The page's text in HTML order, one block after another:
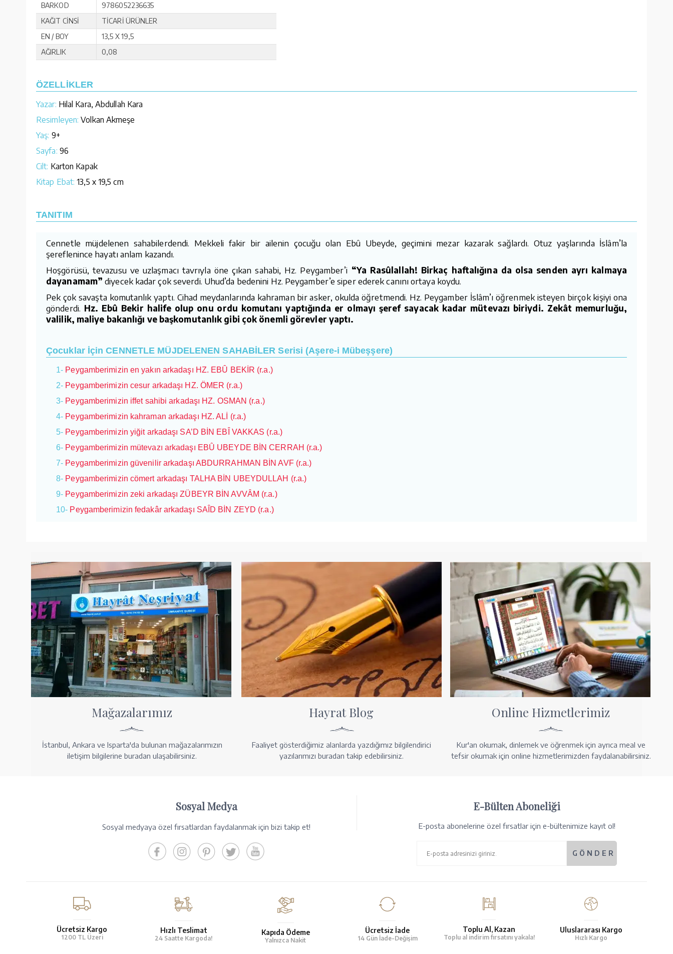
BARKOD
9786052236635
KAĞIT CİNSİ
TİCARİ ÜRÜNLER
EN / BOY
13,5 X 19,5
AĞIRLIK
0,08
ÖZELLİKLER
Yazar: Hilal Kara, Abdullah Kara
Resimleyen: Volkan Akmeşe
Yaş: 9+
Sayfa: 96
Cilt: Karton Kapak
Kitap Ebat: 13,5 x 19,5 cm
TANITIM
Cennetle müjdelenen sahabilerdendi. Mekkeli fakir bir ailenin çocuğu olan Ebû Ubeyde, geçimini mezar kazarak sağlardı. Otuz yaşlarında İslâm’la
şereflenince hayatı anlam kazandı.
Hoşgörüsü, tevazusu ve uzlaşmacı tavrıyla öne çıkan sahabi, Hz. Peygamber’i “Ya Rasûlallah! Birkaç haftalığına da olsa senden ayrı kalmaya
dayanamam” diyecek kadar çok severdi. Uhud’da bedenini Hz. Peygamber’e siper ederek canını ortaya koydu.
Pek çok savaşta komutanlık yaptı. Cihad meydanlarında kahraman bir asker, okulda öğretmendi. Hz. Peygamber İslâm’ı öğrenmek isteyen birçok kişiyi ona
gönderdi. Hz. Ebû Bekir halife olup onu ordu komutanı yaptığında er olmayı şeref sayacak kadar mütevazı biriydi. Zekât memurluğu,
valilik, maliye bakanlığı ve başkomutanlık gibi çok önemli görevler yaptı.
Çocuklar İçin CENNETLE MÜJDELENEN SAHABİLER Serisi (Aşere-i Mübeşşere)
1- Peygamberimizin en yakın arkadaşı HZ. EBÛ BEKİR (r.a.)
2- Peygamberimizin cesur arkadaşı HZ. ÖMER (r.a.)
3- Peygamberimizin iffet sahibi arkadaşı HZ. OSMAN (r.a.)
4- Peygamberimizin kahraman arkadaşı HZ. ALİ (r.a.)
5- Peygamberimizin yiğit arkadaşı SA’D BİN EBÎ VAKKAS (r.a.)
6- Peygamberimizin mütevazı arkadaşı EBÛ UBEYDE BİN CERRAH (r.a.)
7- Peygamberimizin güvenilir arkadaşı ABDURRAHMAN BİN AVF (r.a.)
8- Peygamberimizin cömert arkadaşı TALHA BİN UBEYDULLAH (r.a.)
9- Peygamberimizin zeki arkadaşı ZÜBEYR BİN AVVÂM (r.a.)
10- Peygamberimizin fedakâr arkadaşı SAÎD BİN ZEYD (r.a.)
Mağazalarımız
İstanbul, Ankara ve Isparta'da bulunan mağazalarımızın
iletişim bilgilerine buradan ulaşabilirsiniz.
Hayrat Blog
Faaliyet gösterdiğimiz alanlarda yazdığımız bilgilendirici
yazılarımızı buradan takip edebilirsiniz.
Online Hizmetlerimiz
Kur'an okumak, dinlemek ve öğrenmek için ayrıca meal ve
tefsir okumak için online hizmetlerimizden faydalanabilirsiniz.
Sosyal Medya
Sosyal medyaya özel fırsatlardan faydalanmak için bizi takip et!
E-Bülten Aboneliği
E-posta abonelerine özel fırsatlar için e-bültenimize kayıt ol!
Ücretsiz Kargo
1200 TL Üzeri
Hızlı Teslimat
24 Saatte Kargoda!
Kapıda Ödeme
Yalnızca Nakit
Ücretsiz İade
14 Gün İade-Değişim
Toplu Al, Kazan
Toplu al indirim fırsatını yakala!
Uluslararası Kargo
Hızlı Kargo